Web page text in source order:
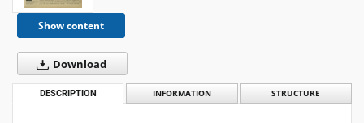
Show content
Download
DESCRIPTION INFORMATION STRUCTURE